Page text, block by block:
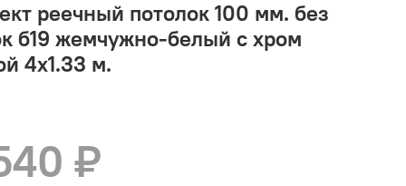
реечный потолок 100 мм. без
б19 жемчужно-белый с хром
4х1.33 м.
₽